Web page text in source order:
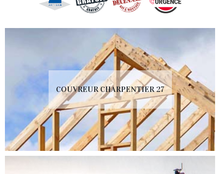
COUVREUR CHARPENTIER 27